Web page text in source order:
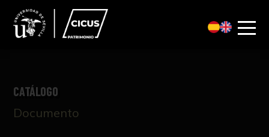
CATÁLOGO
Documento